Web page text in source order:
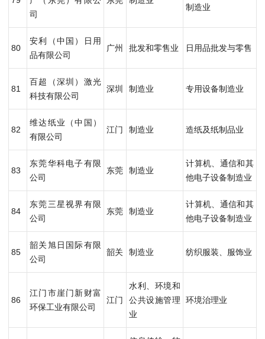
司
制造业
80
安利（中国）日用
品有限公司
广州 批发和零售业 日用品批发与零售
81
百超（深圳）激光
科技有限公司
深圳 制造业 专用设备制造业
82
维达纸业（中国）
有限公司
江门 制造业 造纸及纸制品业
83
东莞华科电子有限
公司
东莞 制造业
计算机、通信和其
他电子设备制造业
84
东莞三星视界有限
公司
东莞 制造业
计算机、通信和其
他电子设备制造业
85
韶关旭日国际有限
公司
韶关 制造业 纺织服装、服饰业
86
江门市崖门新财富
环保工业有限公司
江门
水利、环境和
公共设施管理
业
环境治理业